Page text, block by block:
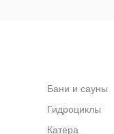
Бани и сауны
Гидроциклы
Катера